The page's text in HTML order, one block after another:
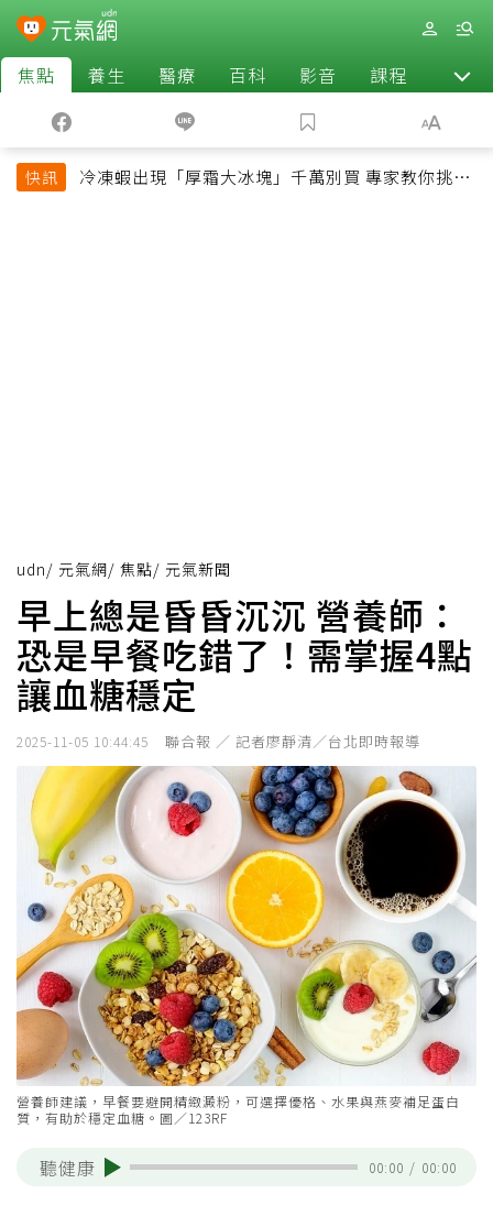
焦點 養生 醫療 百科 影音 課程 退休
快訊
冷凍蝦出現「厚霜大冰塊」千萬別買 專家教你挑出
udn/ 元氣網/ 焦點/ 元氣新聞
早上總是昏昏沉沉 營養師：
恐是早餐吃錯了！需掌握4點
讓血糖穩定
2025-11-05 10:44:45 聯合報 ／ 記者廖靜清／台北即時報導
營養師建議，早餐要避開精緻澱粉，可選擇優格、水果與燕麥補足蛋白
質，有助於穩定血糖。圖／123RF
聽健康 00:00 / 00:00